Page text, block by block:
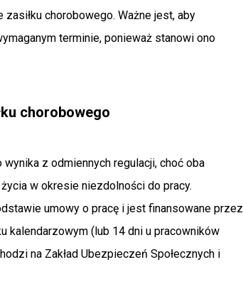
chorobowego. Ważne jest, aby
terminie, ponieważ stanowi ono
chorobowego
z odmiennych regulacji, choć oba
w okresie niezdolności do pracy.
umowy o pracę i jest finansowane przez
kalendarzowym (lub 14 dni u pracowników
na Zakład Ubezpieczeń Społecznych i